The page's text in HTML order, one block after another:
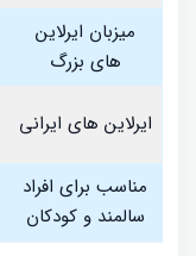
میزبان ایرلاین
های بزرگ
ایرلاین های ایرانی
مناسب برای افراد
سالمند و کودکان